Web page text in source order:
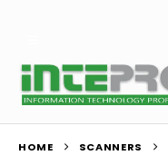
HOME SCANNERS